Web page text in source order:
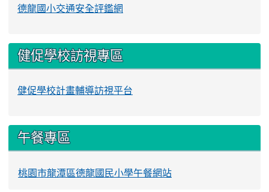
德龍國小交通安全評鑑網
健促學校訪視專區
健促學校計畫輔導訪視平台
午餐專區
桃園市龍潭區德龍國民小學午餐網站